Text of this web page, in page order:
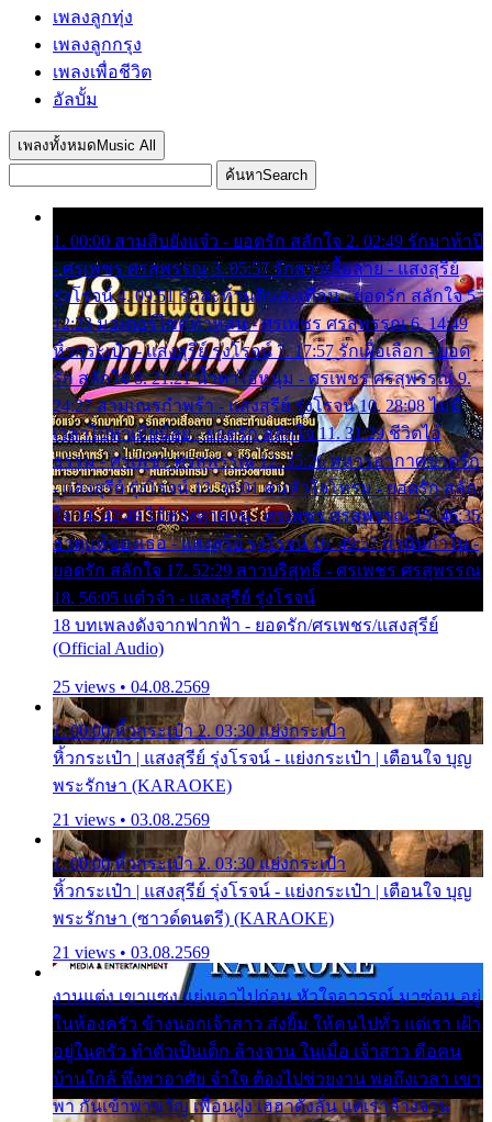
เพลงลูกทุ่ง
เพลงลูกกรุง
เพลงเพื่อชีวิต
อัลบั้ม
เพลงทั้งหมด Music All
ค้นหาSearch
1. 00:00 สามสิบยังแจ๋ว - ยอดรัก สลักใจ 2. 02:49 รักมาห้าปี
- ศรเพชร ศรสุพรรณ 3. 05:57 รักสาวเสื้อลาย - แสงสุรีย์
รุ่งโรจน์ 4. 09:51 รักสะท้านดินสะเทือน - ยอดรัก สลักใจ 5.
12:23 มอเตอร์ไซค์ทำหล่น - ศรเพชร ศรสุพรรณ 6. 14:49
หิ้วกระเป๋า - แสงสุรีย์ รุ่งโรจน์ 7. 17:57 รักเผื่อเลือก - ยอด
รัก สลักใจ 8. 21:21 น้ำตาไอ้หนุ่ม - ศรเพชร ศรสุพรรณ 9.
24:27 สามเณรกำพร้า - แสงสุรีย์ รุ่งโรจน์ 10. 28:08 ไม่มี
เวลาไปหาเมียน้อย - ยอดรัก สลักใจ 11. 31:29 ชีวิตไอ้
ธรรม - ศรเพชร ศรสุพรรณ 12. 35:26 ทหารอากาศขาดรัก
- แสงสุรีย์ รุ่งโรจน์ 13. 39:01 คนหัวใจโทรม - ยอดรัก สลัก
ใจ 14. 42:49 ไอ้หวังตายแน่ - ศรเพชร ศรสุพรรณ 15. 46:35
ธาตุแท้ของเธอ - แสงสุรีย์ รุ่งโรจน์ 16. 49:57 กำนันกำใน -
ยอดรัก สลักใจ 17. 52:29 สาวบริสุทธิ์ - ศรเพชร ศรสุพรรณ
18. 56:05 แต๋วจ๋า - แสงสุรีย์ รุ่งโรจน์
18 บทเพลงดังจากฟากฟ้า - ยอดรัก/ศรเพชร/แสงสุรีย์
(Official Audio)
25 views • 04.08.2569
1. 00:00 หิ้วกระเป๋า 2. 03:30 แย่งกระเป๋า
หิ้วกระเป๋า | แสงสุรีย์ รุ่งโรจน์ - แย่งกระเป๋า | เตือนใจ บุญ
พระรักษา (KARAOKE)
21 views • 03.08.2569
1. 00:00 หิ้วกระเป๋า 2. 03:30 แย่งกระเป๋า
หิ้วกระเป๋า | แสงสุรีย์ รุ่งโรจน์ - แย่งกระเป๋า | เตือนใจ บุญ
พระรักษา (ซาวด์ดนตรี) (KARAOKE)
21 views • 03.08.2569
งานแต่ง เขาแซง แย่งเอาไปก่อน หัวใจอาวรณ์ มาซ่อน อยู่
ในห้องครัว ข้างนอกเจ้าสาว ส่งยิ้ม ให้คนไปทั่ว แต่เรา เฝ้า
อยู่ในครัว ทำตัวเป็นเด็ก ล้างจาน ในเมื่อ เจ้าสาว คือคน
บ้านใกล้ พึ่งพาอาศัย จำใจ ต้องไปช่วยงาน พอถึงเวลา เขา
พา กันเข้าพาขวัญ เพื่อนฝูง เฮฮาดังลั่น แต่เราล้างจาน